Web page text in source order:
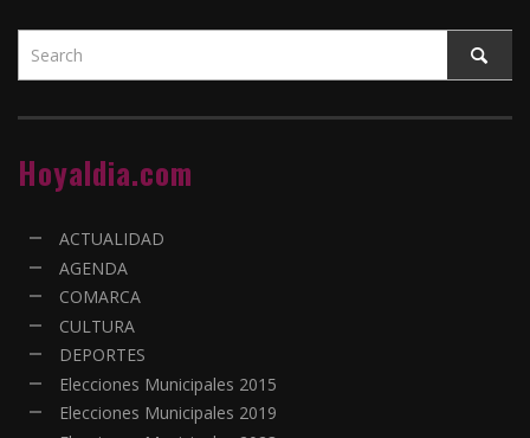
Hoyaldia.com
ACTUALIDAD
AGENDA
COMARCA
CULTURA
DEPORTES
Elecciones Municipales 2015
Elecciones Municipales 2019